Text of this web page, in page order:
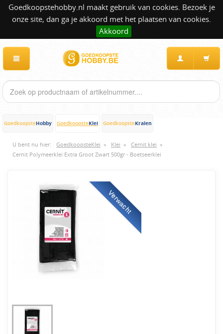
Goedkoopstehobby.nl maakt gebruik van cookies. Bezoek je
onze site, dan ga je akkoord met het plaatsen van cookies.
Akkoord
GoedkoopsteHobby GoedkoopsteKlei GoedkoopsteKralen
U bent nu hier: GoedkoopsteKlei » Klei » Cernit klei »
Cernit Polymeerklei Extra Groot Zwart 500gr - Boetseerklei
Verwacht